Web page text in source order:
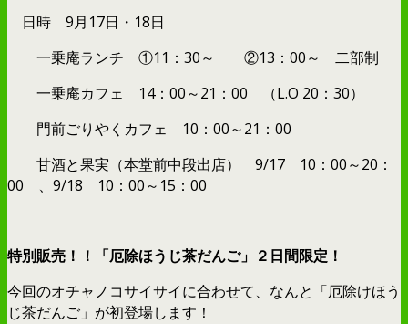
日時 9月17日・18日
一乗庵ランチ ①11：30～ ②13：00～ 二部制
一乗庵カフェ 14：00～21：00 （L.O 20：30）
門前ごりやくカフェ 10：00～21：00
甘酒と果実（本堂前中段出店） 9/17 10：00～20：
00 、9/18 10：00～15：00
特別販売！！「厄除ほうじ茶だんご」２日間限定！
今回のオチャノコサイサイに合わせて、なんと「厄除けほう
じ茶だんご」が初登場します！